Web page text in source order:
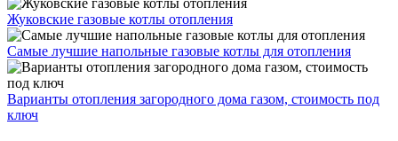
Жуковские газовые котлы отопления
Самые лучшие напольные газовые котлы для отопления
Варианты отопления загородного дома газом, стоимость под
ключ